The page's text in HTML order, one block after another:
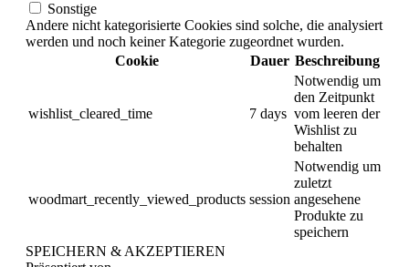
Sonstige
Andere nicht kategorisierte Cookies sind solche, die analysiert
werden und noch keiner Kategorie zugeordnet wurden.
Cookie
Dauer Beschreibung
wishlist_cleared_time 7 days
Notwendig um
den Zeitpunkt
vom leeren der
Wishlist zu
behalten
woodmart_recently_viewed_products session
Notwendig um
zuletzt
angesehene
Produkte zu
speichern
SPEICHERN & AKZEPTIEREN